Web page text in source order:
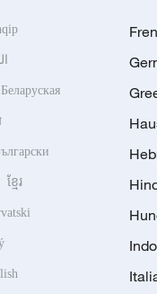
Беларуская
ខ្មែរ